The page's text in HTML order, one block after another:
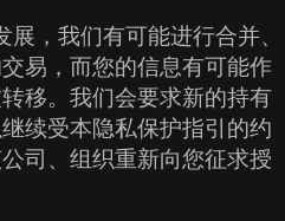
，我们有可能进行合并、
易，而您的信息有可能作
移。我们会要求新的持有
续受本隐私保护指引的约
司、组织重新向您征求授